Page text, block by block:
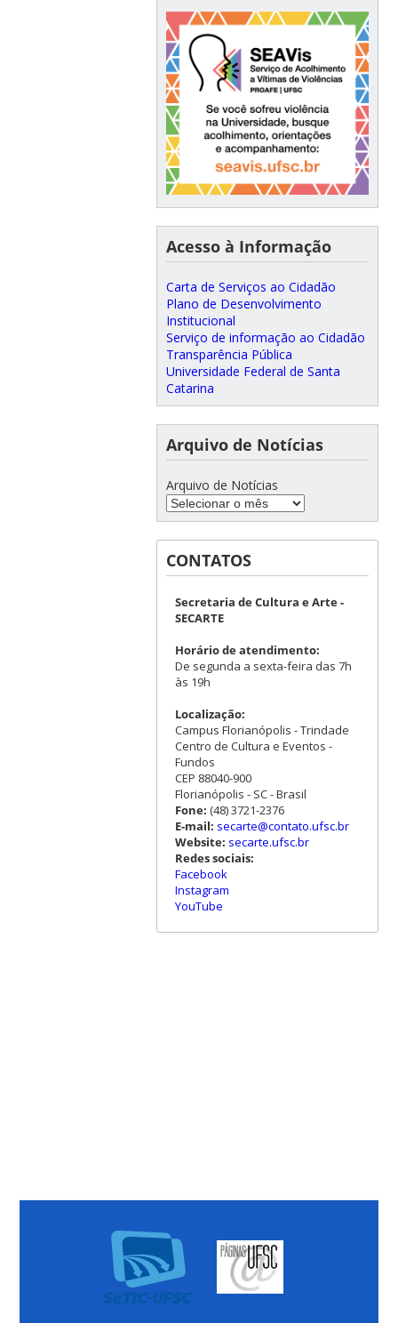
Acesso à Informação
Carta de Serviços ao Cidadão
Plano de Desenvolvimento
Institucional
Serviço de informação ao Cidadão
Transparência Pública
Universidade Federal de Santa
Catarina
Arquivo de Notícias
Arquivo de Notícias
CONTATOS
Secretaria de Cultura e Arte -
SECARTE
Horário de atendimento:
De segunda a sexta-feira das 7h
às 19h
Localização:
Campus Florianópolis - Trindade
Centro de Cultura e Eventos -
Fundos
CEP 88040-900
Florianópolis - SC - Brasil
Fone: (48) 3721-2376
E-mail: secarte@contato.ufsc.br
Website: secarte.ufsc.br
Redes sociais:
Facebook
Instagram
YouTube